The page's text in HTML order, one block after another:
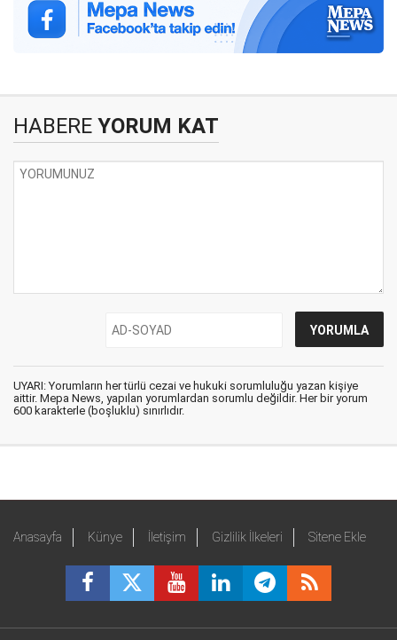
HABERE YORUM KAT
UYARI: Yorumların her türlü cezai ve hukuki sorumluluğu yazan kişiye
aittir. Mepa News, yapılan yorumlardan sorumlu değildir. Her bir yorum
600 karakterle (boşluklu) sınırlıdır.
Anasayfa Künye İletişim Gizlilik İlkeleri Sitene Ekle